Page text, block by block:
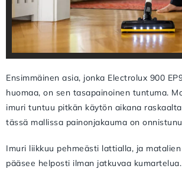
Ensimmäinen asia, jonka Electrolux 900
huomaa, on sen tasapainoinen tuntuma.
imuri tuntuu pitkän käytön aikana
tässä mallissa painonjakauma on
Imuri liikkuu pehmeästi lattialla, ja
pääsee helposti ilman jatkuvaa